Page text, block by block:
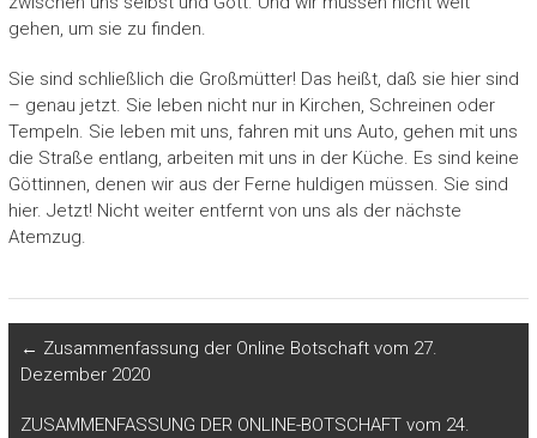
gehen, um sie zu finden.
Sie sind schließlich die Großmütter! Das heißt, daß sie hier sind
– genau jetzt. Sie leben nicht nur in Kirchen, Schreinen oder
Tempeln. Sie leben mit uns, fahren mit uns Auto, gehen mit uns
die Straße entlang, arbeiten mit uns in der Küche. Es sind keine
Göttinnen, denen wir aus der Ferne huldigen müssen. Sie sind
hier. Jetzt! Nicht weiter entfernt von uns als der nächste
Atemzug.
← Zusammenfassung der Online Botschaft vom 27.
Dezember 2020
ZUSAMMENFASSUNG DER ONLINE-BOTSCHAFT vom 24.